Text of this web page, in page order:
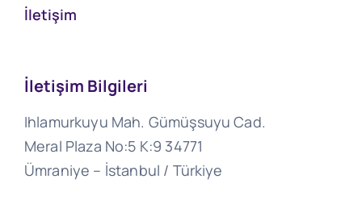
İletişim
İletişim Bilgileri
Ihlamurkuyu Mah. Gümüşsuyu Cad.
Meral Plaza No:5 K:9 34771
Ümraniye – İstanbul / Türkiye